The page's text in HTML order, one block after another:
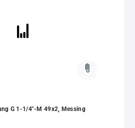
G 1-1/4"-M 49x2, Messing